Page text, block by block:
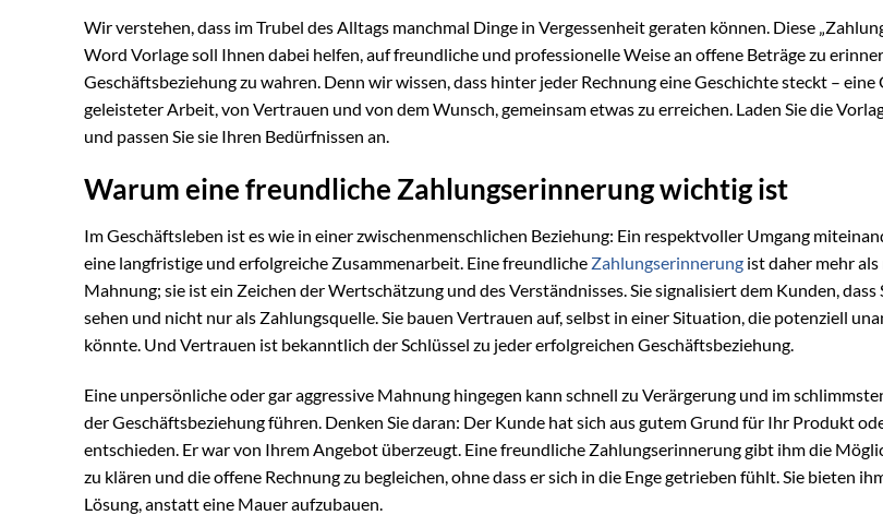
Wir verstehen, dass im Trubel des Alltags manchmal Dinge in Vergessenheit geraten können. Diese
Word Vorlage soll Ihnen dabei helfen, auf freundliche und professionelle Weise an offene Beträge zu
Geschäftsbeziehung zu wahren. Denn wir wissen, dass hinter jeder Rechnung eine Geschichte steckt – eine
geleisteter Arbeit, von Vertrauen und von dem Wunsch, gemeinsam etwas zu erreichen. Laden Sie die
und passen Sie sie Ihren Bedürfnissen an.
Warum eine freundliche Zahlungserinnerung wichtig ist
Im Geschäftsleben ist es wie in einer zwischenmenschlichen Beziehung: Ein respektvoller Umgang
eine langfristige und erfolgreiche Zusammenarbeit. Eine freundliche Zahlungserinnerung ist daher mehr
Mahnung; sie ist ein Zeichen der Wertschätzung und des Verständnisses. Sie signalisiert dem Kunden, dass
sehen und nicht nur als Zahlungsquelle. Sie bauen Vertrauen auf, selbst in einer Situation, die potenziell
könnte. Und Vertrauen ist bekanntlich der Schlüssel zu jeder erfolgreichen Geschäftsbeziehung.
Eine unpersönliche oder gar aggressive Mahnung hingegen kann schnell zu Verärgerung und im
der Geschäftsbeziehung führen. Denken Sie daran: Der Kunde hat sich aus gutem Grund für Ihr Produkt
entschieden. Er war von Ihrem Angebot überzeugt. Eine freundliche Zahlungserinnerung gibt ihm die
zu klären und die offene Rechnung zu begleichen, ohne dass er sich in die Enge getrieben fühlt. Sie bieten
Lösung, anstatt eine Mauer aufzubauen.